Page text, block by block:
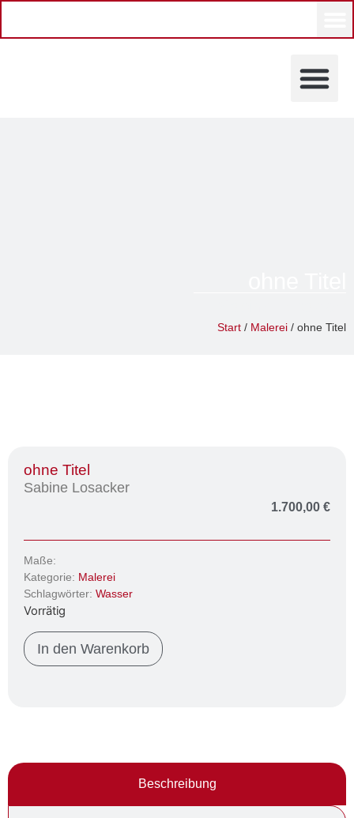
Start / Malerei / ohne Titel
ohne Titel
Sabine Losacker
1.700,00 €
Maße:
Kategorie: Malerei
Schlagwörter: Wasser
Vorrätig
In den Warenkorb
Beschreibung